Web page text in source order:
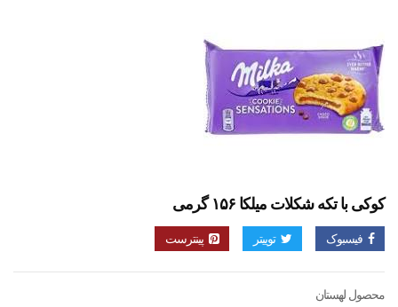
کوکی با تکه شکلات میلکا ۱۵۶ گرمی
فیسبوک توییتر پینترست
محصول لهستان